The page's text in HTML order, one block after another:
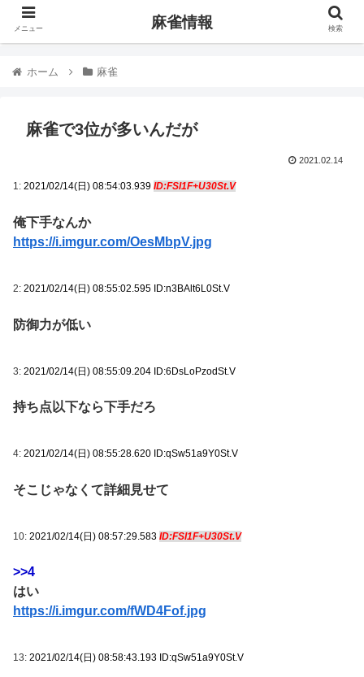
ホーム 麻雀
麻雀で3位が多いんだが
2021.02.14
1: 2021/02/14(日) 08:54:03.939 ID:FSI1F+U30St.V
俺下手なんか
https://i.imgur.com/OesMbpV.jpg
2: 2021/02/14(日) 08:55:02.595 ID:n3BAlt6L0St.V
防御力が低い
3: 2021/02/14(日) 08:55:09.204 ID:6DsLoPzodSt.V
持ち点以下なら下手だろ
4: 2021/02/14(日) 08:55:28.620 ID:qSw51a9Y0St.V
そこじゃなくて詳細見せて
10: 2021/02/14(日) 08:57:29.583 ID:FSI1F+U30St.V
>>4
はい
https://i.imgur.com/fWD4Fof.jpg
13: 2021/02/14(日) 08:58:43.193 ID:qSw51a9Y0St.V
メニュー 麻雀情報 検索